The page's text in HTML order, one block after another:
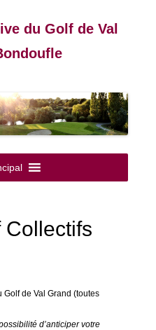
du Golf de Val
au
contenu
Collectifs
Golf de Val Grand (toutes
d’anticiper votre